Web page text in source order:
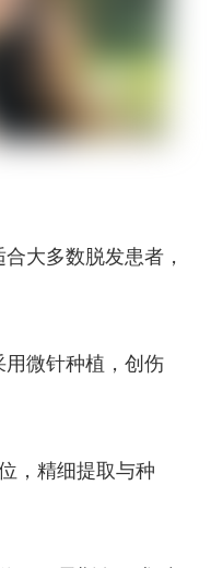
大多数脱发患者，
微针种植，创伤
，精细提取与种